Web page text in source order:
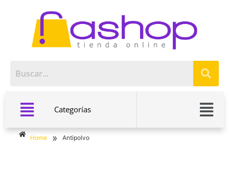
Categorías
Home » Antipolvo